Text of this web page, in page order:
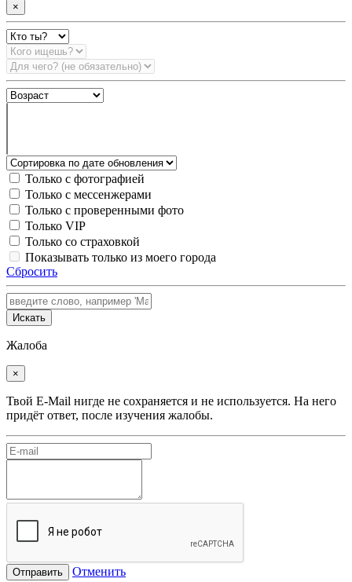
×
Только с фотографией
Только с мессенжерами
Только с проверенными фото
Только VIP
Только со страховкой
Показывать только из моего города
Сбросить
Искать
Жалоба
×
Твой E-Mail нигде не сохраняется и не используется. На него
придёт ответ, после изучения жалобы.
Отправить Отменить